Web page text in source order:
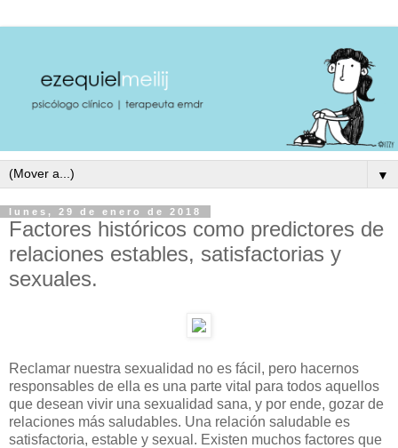
▼
lunes, 29 de enero de 2018
Factores históricos como predictores de
relaciones estables, satisfactorias y
sexuales.
Reclamar nuestra sexualidad no es fácil, pero hacernos
responsables de ella es una parte vital para todos aquellos
que desean vivir una sexualidad sana, y por ende, gozar de
relaciones más saludables. Una relación saludable es
satisfactoria, estable y sexual. Existen muchos factores que